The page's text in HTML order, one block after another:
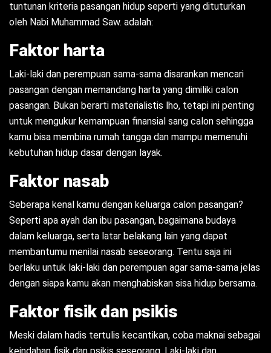
tuntunan kriteria pasangan hidup seperti yang dituturkan
oleh Nabi Muhammad Saw. adalah:
Faktor harta
Laki-laki dan perempuan sama-sama disarankan mencari
pasangan dengan memandang harta yang dimiliki calon
pasangan. Bukan berarti materialistis lho, tetapi ini penting
untuk mengukur kemampuan finansial sang calon sehingga
kamu bisa membina rumah tangga dan mampu memenuhi
kebutuhan hidup dasar dengan layak.
Faktor nasab
Seberapa kenal kamu dengan keluarga calon pasangan?
Seperti apa ayah dan ibu pasangan, bagaimana budaya
dalam keluarga, serta latar belakang lain yang dapat
membantumu menilai nasab seseorang. Tentu saja ini
berlaku untuk laki-laki dan perempuan agar sama-sama jelas
dengan siapa kamu akan menghabiskan sisa hidup bersama.
Faktor fisik dan psikis
Meski dalam hadis tertulis kecantikan, coba maknai sebagai
keindahan fisik dan psikis seseorang. Laki-laki dan